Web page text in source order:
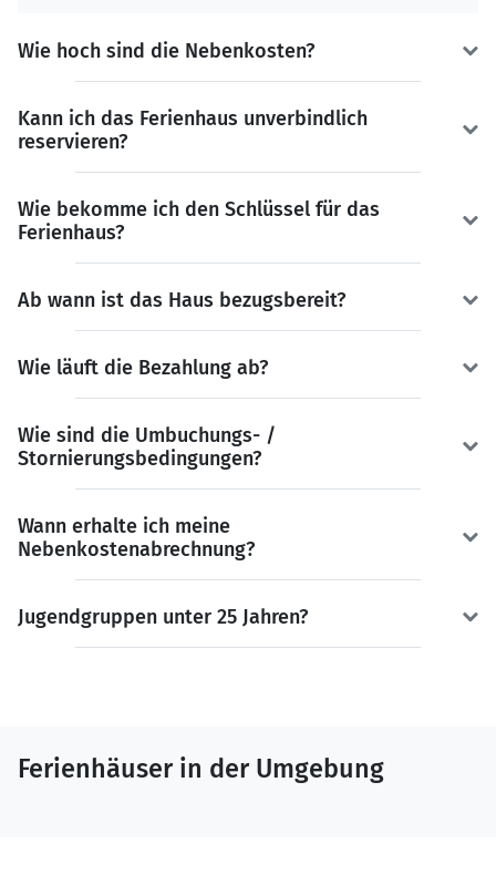
Wie hoch sind die Nebenkosten?
Kann ich das Ferienhaus unverbindlich
reservieren?
Wie bekomme ich den Schlüssel für das
Ferienhaus?
Ab wann ist das Haus bezugsbereit?
Wie läuft die Bezahlung ab?
Wie sind die Umbuchungs- /
Stornierungsbedingungen?
Wann erhalte ich meine
Nebenkostenabrechnung?
Jugendgruppen unter 25 Jahren?
Ferienhäuser in der Umgebung